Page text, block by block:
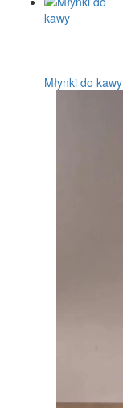
Młynki do kawy